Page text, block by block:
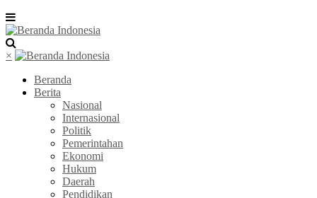
×
Beranda
Berita
Nasional
Internasional
Politik
Pemerintahan
Ekonomi
Hukum
Daerah
Pendidikan